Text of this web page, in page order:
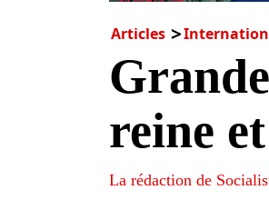
Articles
reine
La rédaction de